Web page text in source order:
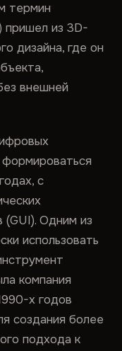
термин
пришел из 3D-
дизайна, где он
внешней
с
(GUI). Одним из
использовать
компания
х годов
создания более
подхода к